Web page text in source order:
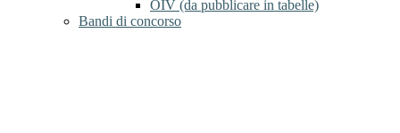
OIV (da pubblicare in tabelle)
Bandi di concorso